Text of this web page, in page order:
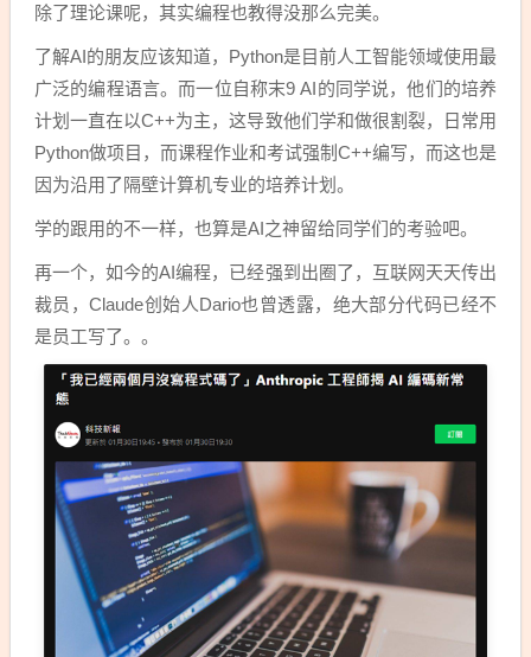
除了理论课呢，其实编程也教得没那么完美。
了解AI的朋友应该知道，Python是目前人工智能领域使用最
广泛的编程语言。而一位自称末9 AI的同学说，他们的培养
计划一直在以C++为主，这导致他们学和做很割裂，日常用
Python做项目，而课程作业和考试强制C++编写，而这也是
因为沿用了隔壁计算机专业的培养计划。
学的跟用的不一样，也算是AI之神留给同学们的考验吧。
再一个，如今的AI编程，已经强到出圈了，互联网天天传出
裁员，Claude创始人Dario也曾透露，绝大部分代码已经不
是员工写了。。